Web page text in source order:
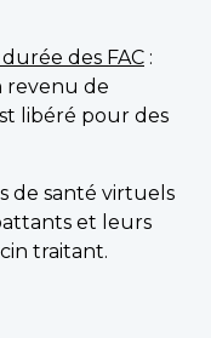
des FAC :
revenu de
libéré pour des
de santé virtuels
et leurs
traitant.